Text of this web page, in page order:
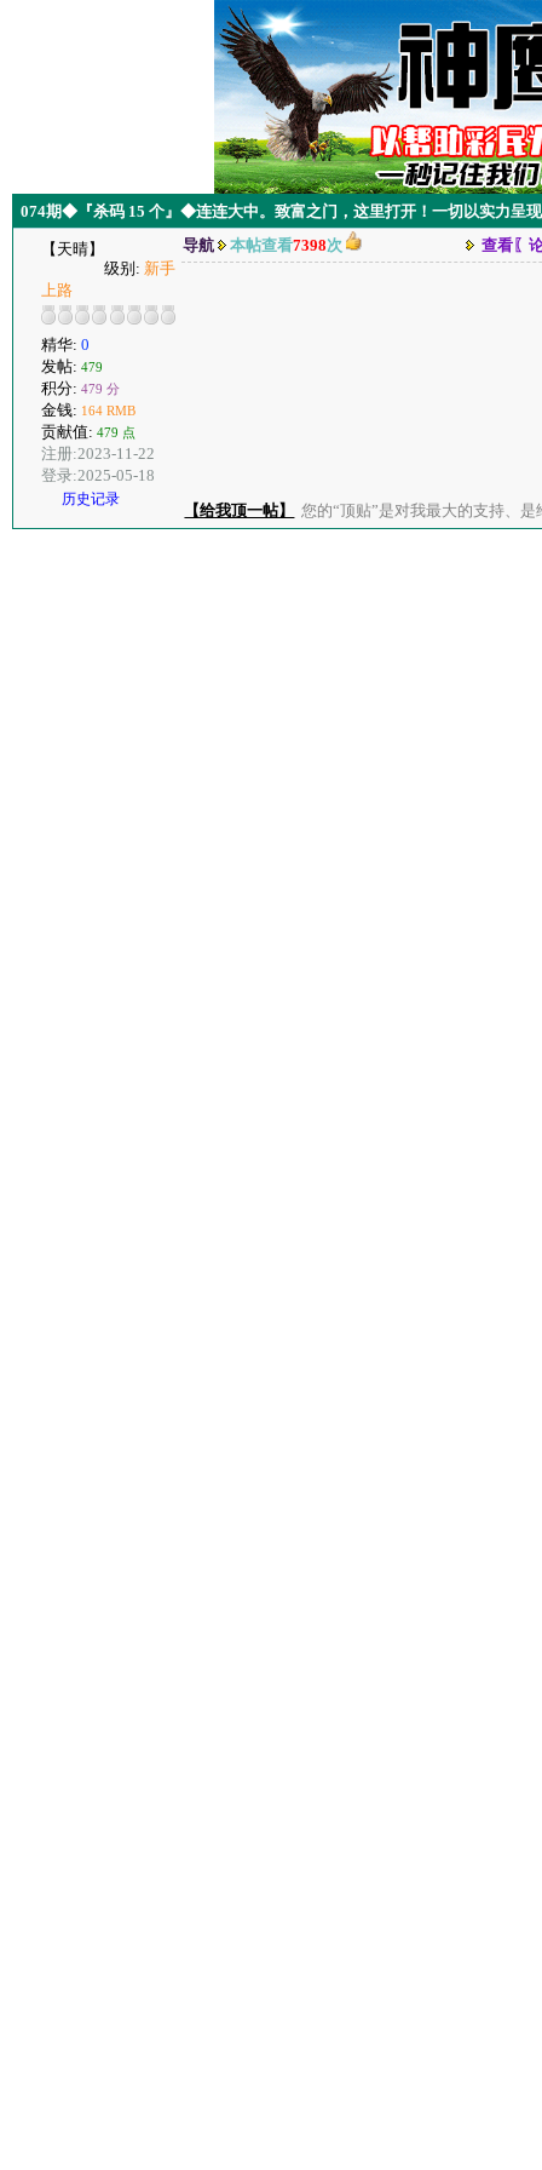
074期◆『杀码 15 个』◆连连大中。致富之门，这里打开！一切以实力呈现
【天晴】
级别: 新手
上路
精华: 0
发帖: 479
积分: 479 分
金钱: 164 RMB
贡献值: 479 点
注册:2023-11-22
登录:2025-05-18
历史记录
导航 本帖查看7398次 查看〖
【给我顶一帖】 您的“顶贴”是对我最大的支持、